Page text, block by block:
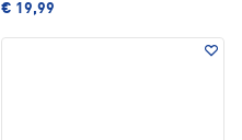
€ 19,99